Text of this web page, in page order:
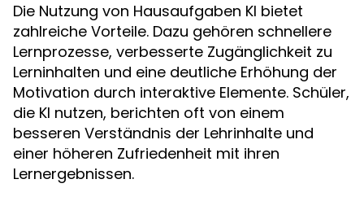
Die Nutzung von Hausaufgaben KI bietet
zahlreiche Vorteile. Dazu gehören schnellere
Lernprozesse, verbesserte Zugänglichkeit zu
Lerninhalten und eine deutliche Erhöhung der
Motivation durch interaktive Elemente. Schüler,
die KI nutzen, berichten oft von einem
besseren Verständnis der Lehrinhalte und
einer höheren Zufriedenheit mit ihren
Lernergebnissen.